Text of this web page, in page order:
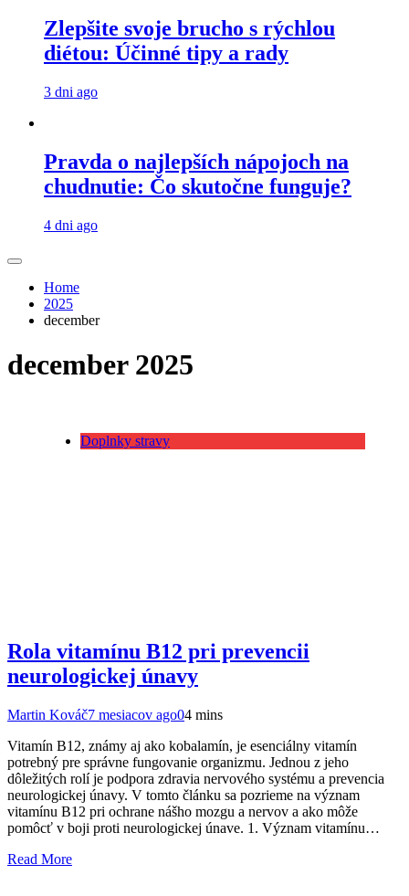
Zlepšite svoje brucho s rýchlou
diétou: Účinné tipy a rady
3 dni ago
Pravda o najlepších nápojoch na
chudnutie: Čo skutočne funguje?
4 dni ago
Home
2025
december
december 2025
Doplnky stravy
Rola vitamínu B12 pri prevencii
neurologickej únavy
Martin Kováč7 mesiacov ago04 mins
Vitamín B12, známy aj ako kobalamín, je esenciálny vitamín
potrebný pre správne fungovanie organizmu. Jednou z jeho
dôležitých rolí je podpora zdravia nervového systému a prevencia
neurologickej únavy. V tomto článku sa pozrieme na význam
vitamínu B12 pri ochrane nášho mozgu a nervov a ako môže
pomôcť v boji proti neurologickej únave. 1. Význam vitamínu…
Read More